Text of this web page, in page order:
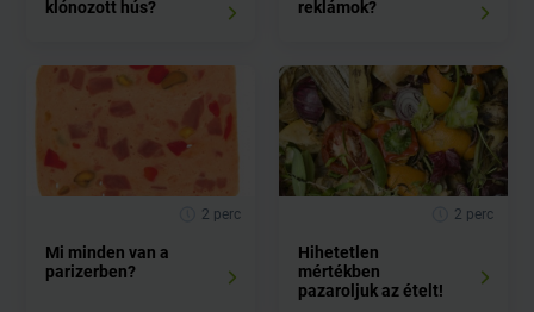
klónozott hús?
reklámok?
2 perc
Mi minden van a
parizerben?
2 perc
Hihetetlen
mértékben
pazaroljuk az ételt!